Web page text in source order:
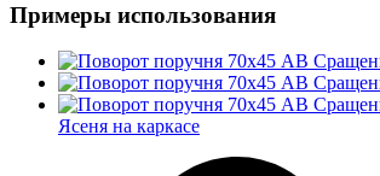
Примеры использования
Ясеня на каркасе